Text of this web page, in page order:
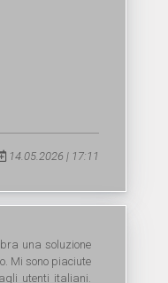
14.05.2026 | 17:11
una soluzione
Mi sono piaciute
utenti italiani.